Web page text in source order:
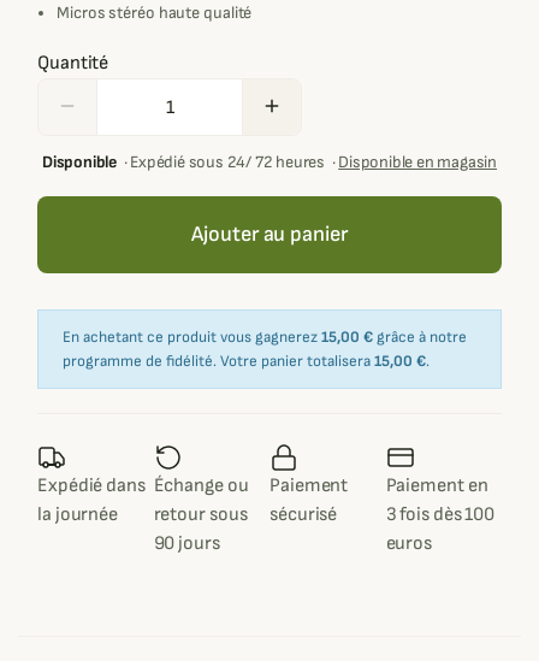
Micros stéréo haute qualité
Quantité
remove add
Disponible·Expédié sous 24/ 72 heures ·Disponible en magasin
Ajouter au panier
En achetant ce produit vous gagnerez15,00 € grâce à notre
programme de fidélité. Votre panier totalisera15,00 €.
Expédié dans
la journée
Échange ou
retour sous
90 jours
Paiement
sécurisé
Paiement en
3 fois dès 100
euros